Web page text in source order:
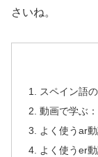
さいね。
スペイン語
動画で学ぶ
よく使うar動
よく使うer